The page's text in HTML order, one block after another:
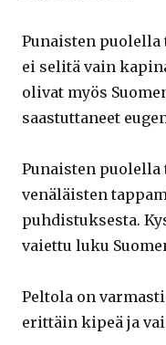
Punaisten
ei selitä vain
olivat myös
saastuttaneet
Punaisten puolella
venäläisten
puhdistuksesta.
vaiettu luku
Peltola on
erittäin kipeä ja